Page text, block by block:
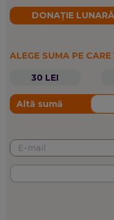
DONAȚIE LUNARĂ
ALEGE SUMA PE
30 LEI
Altă sumă